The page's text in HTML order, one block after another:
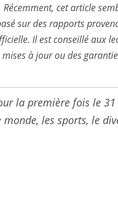
cet article
sur des rapports
Il est conseillé aux
à jour ou des
la première fois le
les sports, le